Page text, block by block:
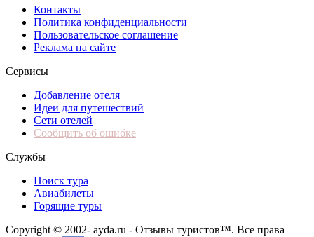
Контакты
Политика конфиденциальности
Пользовательское соглашение
Реклама на сайте
Сервисы
Добавление отеля
Идеи для путешествий
Сети отелей
Сообщить об ошибке
Службы
Поиск тура
Авиабилеты
Горящие туры
Copyright © 2002- ayda.ru - Отзывы туристов™. Все права